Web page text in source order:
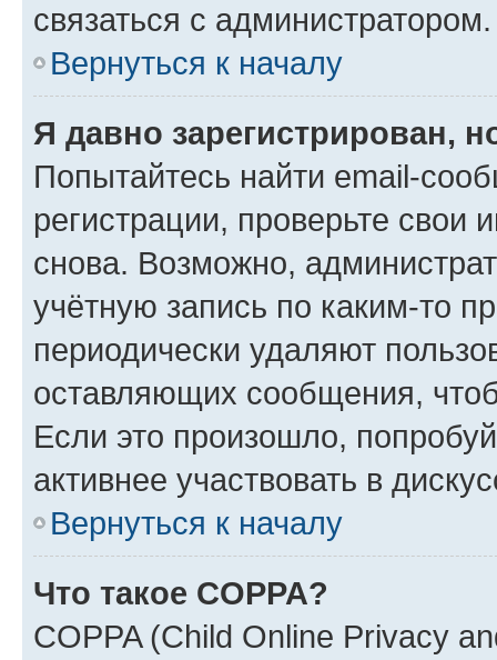
связаться с администратором.
Вернуться к началу
Я давно зарегистрирован,
Попытайтесь найти email-
регистрации, проверьте свои
снова. Возможно,
учётную запись по каким-то
периодически удаляют
оставляющих сообщения,
Если это произошло,
активнее участвовать в
Вернуться к началу
Что такое COPPA?
COPPA (Child Online Privacy